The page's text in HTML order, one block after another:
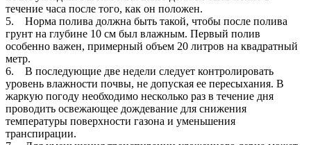
течение часа после того, как он положен.
5. Норма полива должна быть такой, чтобы после полива
грунт на глубине 10 см был влажным. Первый полив
особенно важен, примерный объем 20 литров на квадратный
метр.
6. В последующие две недели следует контролировать
уровень влажности почвы, не допуская ее пересыхания. В
жаркую погоду необходимо несколько раз в течение дня
проводить освежающее дождевание для снижения
температуры поверхности газона и уменьшения
транспирации.